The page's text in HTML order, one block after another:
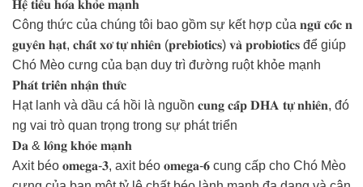
𝐇𝐞̣̂ 𝐭𝐢𝐞̂𝐮 𝐡𝐨́𝐚 𝐤𝐡𝐨̉𝐞 𝐦𝐚̣𝐧𝐡
Công thức của chúng tôi bao gồm sự kết hợp của 𝐧𝐠𝐮̃ 𝐜𝐨̂́𝐜 𝐧
𝐠𝐮𝐲𝐞̂𝐧 𝐡𝐚̣𝐭, 𝐜𝐡𝐚̂́𝐭 𝐱𝐨̛ 𝐭𝐮̛̣ 𝐧𝐡𝐢𝐞̂𝐧 (𝐩𝐫𝐞𝐛𝐢𝐨𝐭𝐢𝐜𝐬) 𝐯𝐚̀ 𝐩𝐫𝐨𝐛𝐢𝐨𝐭𝐢𝐜𝐬 để giúp
Chó Mèo cưng của bạn duy trì đường ruột khỏe mạnh
𝐏𝐡𝐚́𝐭 𝐭𝐫𝐢𝐞̂̉𝐧 𝐧𝐡𝐚̣̂𝐧 𝐭𝐡𝐮̛́𝐜
Hạt lanh và dầu cá hồi là nguồn 𝐜𝐮𝐧𝐠 𝐜𝐚̂́𝐩 𝐃𝐇𝐀 𝐭𝐮̛̣ 𝐧𝐡𝐢𝐞̂𝐧, đó
ng vai trò quan trọng trong sự phát triển
𝐃𝐚 & 𝐥𝐨̂𝐧𝐠 𝐤𝐡𝐨̉𝐞 𝐦𝐚̣𝐧𝐡
Axit béo 𝐨𝐦𝐞𝐠𝐚-𝟑, axit béo 𝐨𝐦𝐞𝐠𝐚-𝟔 cung cấp cho Chó Mèo